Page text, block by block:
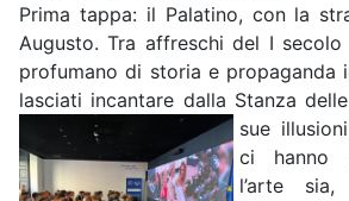
Prima tappa: il Palatino, con la
Augusto. Tra affreschi del I
profumano di storia e propaganda
lasciati incantare dalla Stanza
sue
ci hanno
l’arte